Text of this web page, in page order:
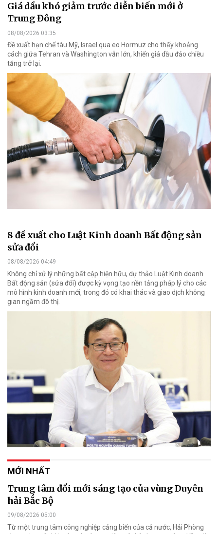
Giá dầu khó giảm trước diễn biến mới ở
Trung Đông
08/08/2026 03:35
Đề xuất hạn chế tàu Mỹ, Israel qua eo Hormuz cho thấy khoảng
cách giữa Tehran và Washington vẫn lớn, khiến giá dầu đảo chiều
tăng trở lại.
8 đề xuất cho Luật Kinh doanh Bất động sản
sửa đổi
08/08/2026 04:49
Không chỉ xử lý những bất cập hiện hữu, dự thảo Luật Kinh doanh
Bất động sản (sửa đổi) được kỳ vọng tạo nền tảng pháp lý cho các
mô hình kinh doanh mới, trong đó có khai thác và giao dịch không
gian ngầm đô thị.
MỚI NHẤT
Trung tâm đổi mới sáng tạo của vùng Duyên
hải Bắc Bộ
09/08/2026 05:00
Từ một trung tâm công nghiệp cảng biển của cả nước, Hải Phòng